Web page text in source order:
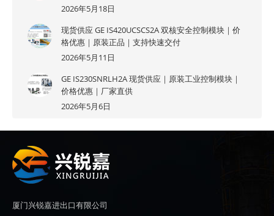
2026年5月18日
现货供应 GE IS420UCSCS2A 双核安全控制模块｜价
格优惠｜原装正品｜支持快速交付
2026年5月11日
GE IS230SNRLH2A 现货供应｜原装工业控制模块｜
价格优惠｜厂家直供
2026年5月6日
厦门兴锐嘉进出口有限公司